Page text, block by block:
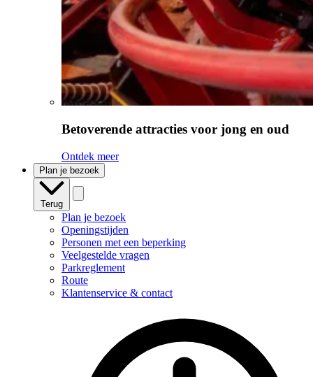
Betoverende attracties voor jong en oud
Ontdek meer
Plan je bezoek
Terug
Plan je bezoek
Openingstijden
Personen met een beperking
Veelgestelde vragen
Parkreglement
Route
Klantenservice & contact